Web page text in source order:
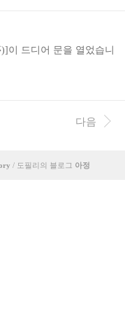
리의
부분
많이 얻어걸리도록 하고
하기 위해서일 뿐, 한자
것은 아닙니다. 이상으
이 드디어 문을 열었습니
다음
/ 도필리의 블로그 아정